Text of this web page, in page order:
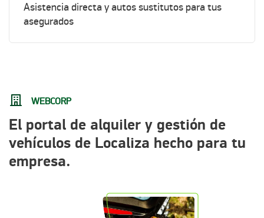
Asistencia directa y autos sustitutos para tus
asegurados
WEBCORP
El portal de alquiler y gestión de
vehículos de Localiza hecho para tu
empresa.​